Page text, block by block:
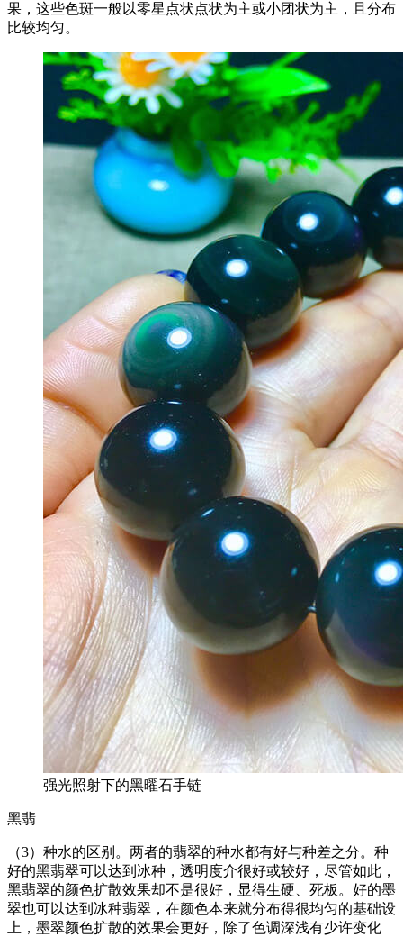
果，这些色斑一般以零星点状点状为主或小团状为主，且分布
比较均匀。
强光照射下的黑曜石手链
黑翡
（3）种水的区别。两者的翡翠的种水都有好与种差之分。种
好的黑翡翠可以达到冰种，透明度介很好或较好，尽管如此，
黑翡翠的颜色扩散效果却不是很好，显得生硬、死板。好的墨
翠也可以达到冰种翡翠，在颜色本来就分布得很均匀的基础设
上，墨翠颜色扩散的效果会更好，除了色调深浅有少许变化